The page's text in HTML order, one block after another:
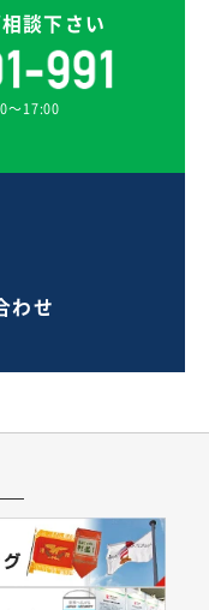
談下さい
～17:00
わせ